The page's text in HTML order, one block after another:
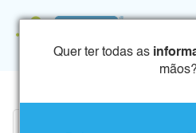
Quer ter todas as